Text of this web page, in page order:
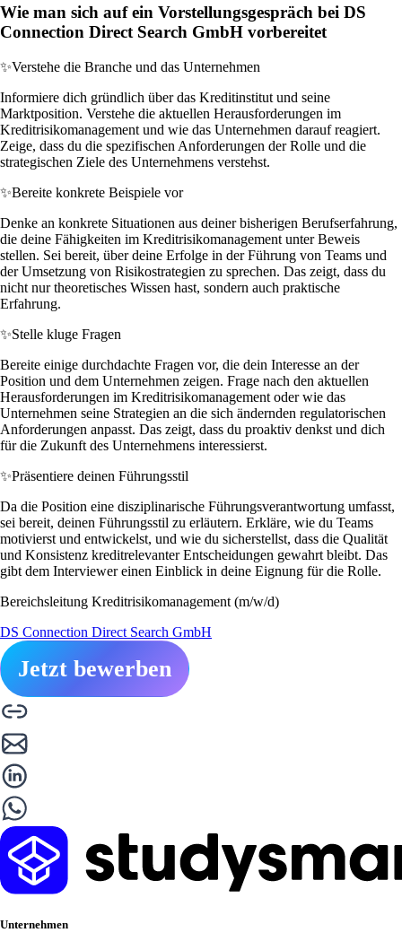
Wie man sich auf ein Vorstellungsgespräch bei DS
Connection Direct Search GmbH vorbereitet
✨Verstehe die Branche und das Unternehmen
Informiere dich gründlich über das Kreditinstitut und seine
Marktposition. Verstehe die aktuellen Herausforderungen im
Kreditrisikomanagement und wie das Unternehmen darauf reagiert.
Zeige, dass du die spezifischen Anforderungen der Rolle und die
strategischen Ziele des Unternehmens verstehst.
✨Bereite konkrete Beispiele vor
Denke an konkrete Situationen aus deiner bisherigen Berufserfahrung,
die deine Fähigkeiten im Kreditrisikomanagement unter Beweis
stellen. Sei bereit, über deine Erfolge in der Führung von Teams und
der Umsetzung von Risikostrategien zu sprechen. Das zeigt, dass du
nicht nur theoretisches Wissen hast, sondern auch praktische
Erfahrung.
✨Stelle kluge Fragen
Bereite einige durchdachte Fragen vor, die dein Interesse an der
Position und dem Unternehmen zeigen. Frage nach den aktuellen
Herausforderungen im Kreditrisikomanagement oder wie das
Unternehmen seine Strategien an die sich ändernden regulatorischen
Anforderungen anpasst. Das zeigt, dass du proaktiv denkst und dich
für die Zukunft des Unternehmens interessierst.
✨Präsentiere deinen Führungsstil
Da die Position eine disziplinarische Führungsverantwortung umfasst,
sei bereit, deinen Führungsstil zu erläutern. Erkläre, wie du Teams
motivierst und entwickelst, und wie du sicherstellst, dass die Qualität
und Konsistenz kreditrelevanter Entscheidungen gewahrt bleibt. Das
gibt dem Interviewer einen Einblick in deine Eignung für die Rolle.
Bereichsleitung Kreditrisikomanagement (m/w/d)
DS Connection Direct Search GmbH
Jetzt bewerben
Unternehmen